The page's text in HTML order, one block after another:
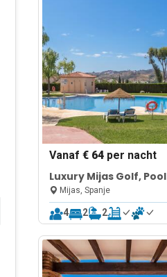
Vanaf€ 64 per nacht
Luxury Mijas Golf, Pool
Retreat
Mijas, Spanje
4 2 2